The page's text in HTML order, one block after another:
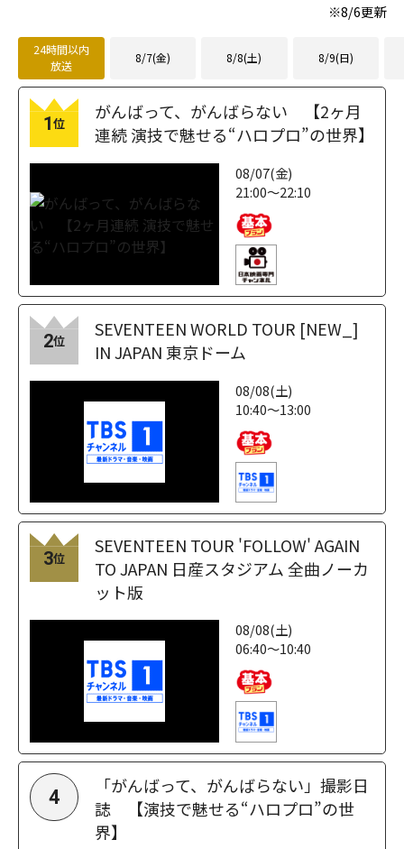
※8/6更新
24時間以内
放送
8/7(金) 8/8(土) 8/9(日)
1位
がんばって、がんばらない 【2ヶ月
連続 演技で魅せる“ハロプロ”の世界】
08/07(金)
21:00～22:10
2位
SEVENTEEN WORLD TOUR [NEW_]
IN JAPAN 東京ドーム
08/08(土)
10:40～13:00
3位
SEVENTEEN TOUR 'FOLLOW' AGAIN
TO JAPAN 日産スタジアム 全曲ノーカ
ット版
08/08(土)
06:40～10:40
4
「がんばって、がんばらない」撮影日
誌 【演技で魅せる“ハロプロ”の世
界】